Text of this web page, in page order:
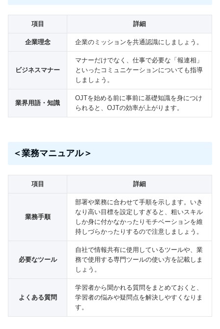
項目 詳細
企業理念 企業のミッションを共通認識にしましょう。
ビジネスマナー
マナーだけでなく、仕事で必要な「報連相」
といったコミュニケーションについても指導
しましょう。
業界用語・知識
OJTを始める前に事前に基礎知識を身につけ
られると、OJTの効率が上がります。
＜業務マニュアル＞
項目 詳細
業務手順
部署や業務に合わせて手順を示します。いき
なり高い目標を設定しすぎると、粗いスキル
しか身に付かなかったりモチベーションを維
持しづらかったりするので注意しましょう。
必要なツール
自社で情報共有に使用しているツールや、業
務で使用する専門ツールの使い方を記載しま
しょう。
よくある質問
学習者から聞かれる質問をまとめておくと、
学習者の悩みや疑問点を解決しやすくなりま
す。